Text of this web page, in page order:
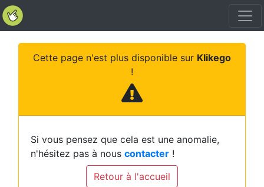
Cette page n'est plus disponible sur Klikego
!
Si vous pensez que cela est une anomalie,
n'hésitez pas à nous contacter !
Retour à l'accueil